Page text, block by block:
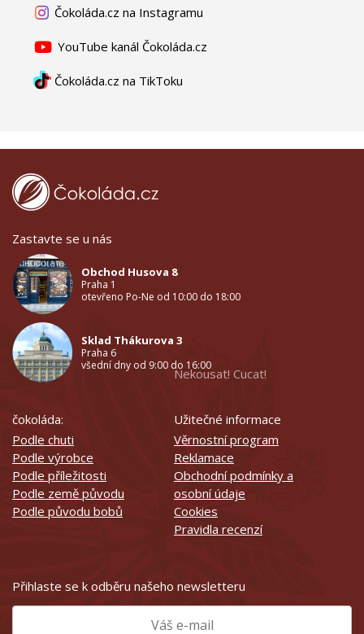
Čokoláda.cz na Instagramu
YouTube kanál Čokoláda.cz
Čokoláda.cz na TikToku
Zastavte se u nás
Obchod Husova 8
Praha 1
otevřeno Po-Ne od 10:00 do 18:00
Sklad Thákurova 3
Praha 6
všední dny od 9:00 do 16:00
čokoláda:
Podle chuti
Podle výrobce
Podle příležitosti
Podle země původu
Podle původu bobů
Nekousat! Cucat!
Užitečné informace
Věrnostní program
Reklamace
Obchodní podmínky a
osobní údaje
Cookies
Pravidla recenzí
Přihlaste se k odběru našeho newsletteru